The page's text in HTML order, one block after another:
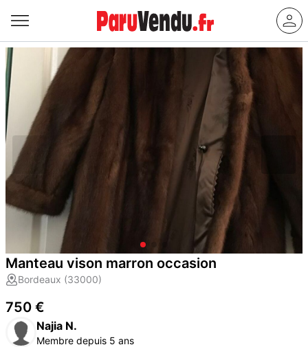
Manteau vison marron occasion
Bordeaux (33000)
750 €
Najia N.
Membre depuis 5 ans